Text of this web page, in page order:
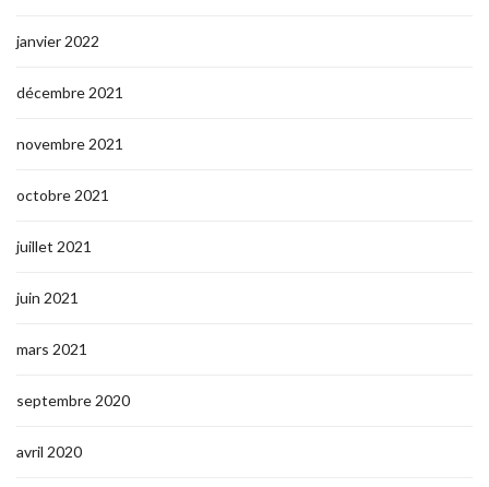
janvier 2022
décembre 2021
novembre 2021
octobre 2021
juillet 2021
juin 2021
mars 2021
septembre 2020
avril 2020